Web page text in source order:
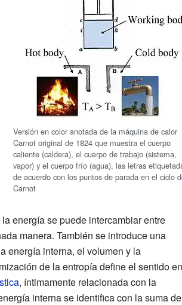
Versión en color anotada de la máquina de calor
Carnot original de 1824 que muestra el cuerpo
caliente (caldera), el cuerpo de trabajo (sistema,
vapor) y el cuerpo frío (agua), las letras
de acuerdo con los puntos de parada en el ciclo
Carnot
energía se puede intercambiar entre
manera. También se introduce una
energía interna, el volumen y la
de la entropía define el sentido
, íntimamente relacionada con la
interna se identifica con la suma de